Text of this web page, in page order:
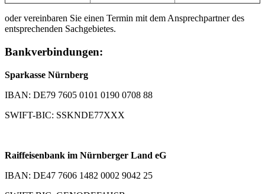
oder vereinbaren Sie einen Termin mit dem Ansprechpartner des
entsprechenden Sachgebietes.
Bankverbindungen:
Sparkasse Nürnberg
IBAN: DE79 7605 0101 0190 0708 88
SWIFT-BIC: SSKNDE77XXX
Raiffeisenbank im Nürnberger Land eG
IBAN: DE47 7606 1482 0002 9042 25